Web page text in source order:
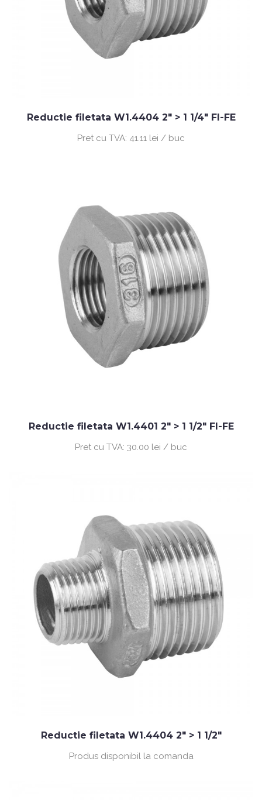
Reductie filetata W1.4404 2" > 1 1/4" FI-FE
Pret cu TVA: 41.11 lei / buc
Reductie filetata W1.4401 2" > 1 1/2" FI-FE
Pret cu TVA: 30.00 lei / buc
Reductie filetata W1.4404 2" > 1 1/2"
Produs disponibil la comanda